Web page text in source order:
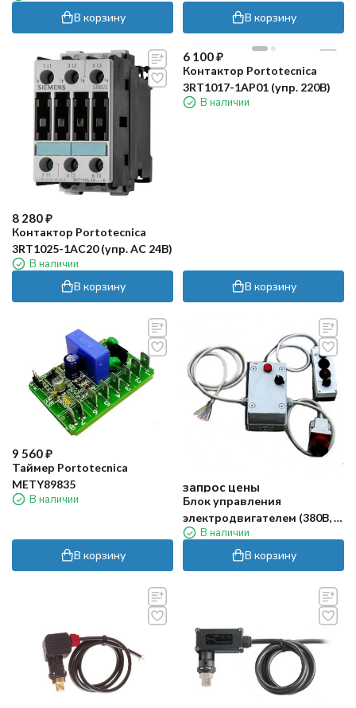
В корзину В корзину
8 280₽
Контактор Portotecnica
3RT1025-1AC20 (упр. AC 24В)
В наличии
В корзину
6 100₽
Контактор Portotecnica
3RT1017-1AP01 (упр. 220В)
В наличии
В корзину
9 560₽
Таймер Portotecnica
METY89835
В наличии
В корзину
запрос цены
Блок управления
электродвигателем (380В, 1
АВД)В наличии
В корзину